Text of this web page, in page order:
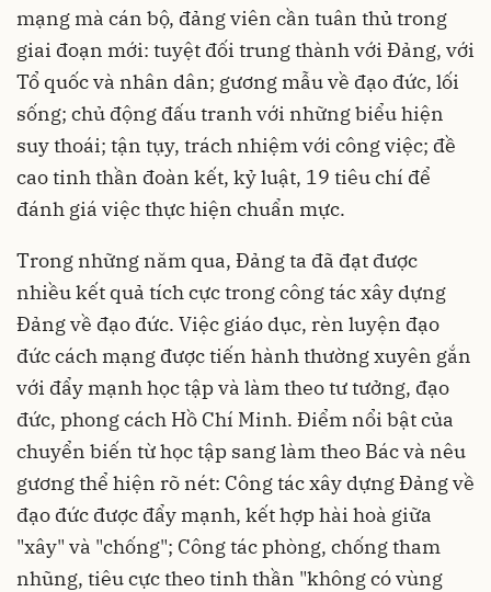
mạng mà cán bộ, đảng viên cần tuân thủ trong
giai đoạn mới: tuyệt đối trung thành với Đảng, với
Tổ quốc và nhân dân; gương mẫu về đạo đức, lối
sống; chủ động đấu tranh với những biểu hiện
suy thoái; tận tụy, trách nhiệm với công việc; đề
cao tinh thần đoàn kết, kỷ luật, 19 tiêu chí để
đánh giá việc thực hiện chuẩn mực.
Trong những năm qua, Đảng ta đã đạt được
nhiều kết quả tích cực trong công tác xây dựng
Đảng về đạo đức. Việc giáo dục, rèn luyện đạo
đức cách mạng được tiến hành thường xuyên gắn
với đẩy mạnh học tập và làm theo tư tưởng, đạo
đức, phong cách Hồ Chí Minh. Điểm nổi bật của
chuyển biến từ học tập sang làm theo Bác và nêu
gương thể hiện rõ nét: Công tác xây dựng Đảng về
đạo đức được đẩy mạnh, kết hợp hài hoà giữa
"xây" và "chống"; Công tác phòng, chống tham
nhũng, tiêu cực theo tinh thần "không có vùng